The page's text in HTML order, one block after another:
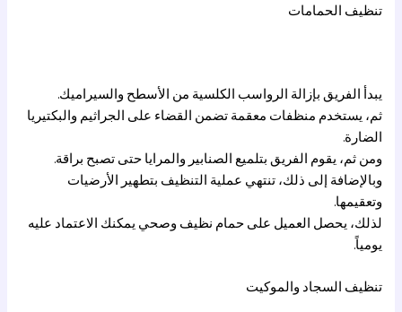
تنظيف الحمامات
يبدأ الفريق بإزالة الرواسب الكلسية من الأسطح والسيراميك.
ثم، يستخدم منظفات معقمة تضمن القضاء على الجراثيم والبكتيريا
الضارة.
ومن ثم، يقوم الفريق بتلميع الصنابير والمرايا حتى تصبح براقة.
وبالإضافة إلى ذلك، تنتهي عملية التنظيف بتطهير الأرضيات
وتعقيمها.
لذلك، يحصل العميل على حمام نظيف وصحي يمكنك الاعتماد عليه
يومياً.
تنظيف السجاد والموكيت